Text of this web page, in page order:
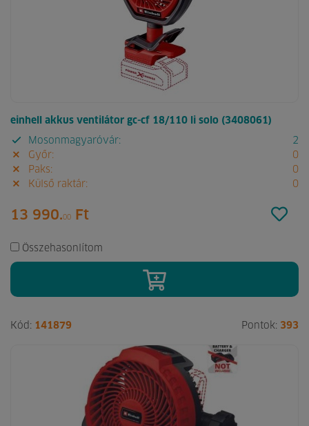
einhell akkus ventilátor gc-cf 18/110 li solo (3408061)
Mosonmagyaróvár:
2
Győr:
0
Paks:
0
Külső raktár:
0
13 990.00 Ft
Összehasonlítom
Kód: 141879 Pontok: 393